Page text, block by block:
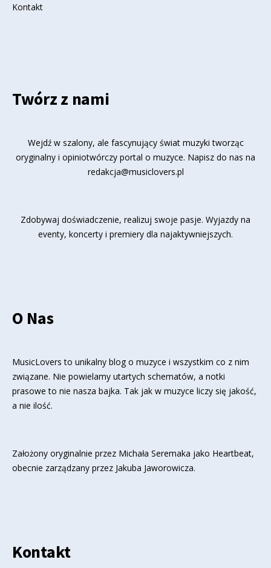
Kontakt
Twórz z nami
Wejdź w szalony, ale fascynujący świat muzyki tworząc
oryginalny i opiniotwórczy portal o muzyce. Napisz do nas na
redakcja@musiclovers.pl
Zdobywaj doświadczenie, realizuj swoje pasje. Wyjazdy na
eventy, koncerty i premiery dla najaktywniejszych.
O Nas
MusicLovers to unikalny blog o muzyce i wszystkim co z nim
związane. Nie powielamy utartych schematów, a notki
prasowe to nie nasza bajka. Tak jak w muzyce liczy się jakość,
a nie ilość.
Założony oryginalnie przez Michała Seremaka jako Heartbeat,
obecnie zarządzany przez Jakuba Jaworowicza.
Kontakt